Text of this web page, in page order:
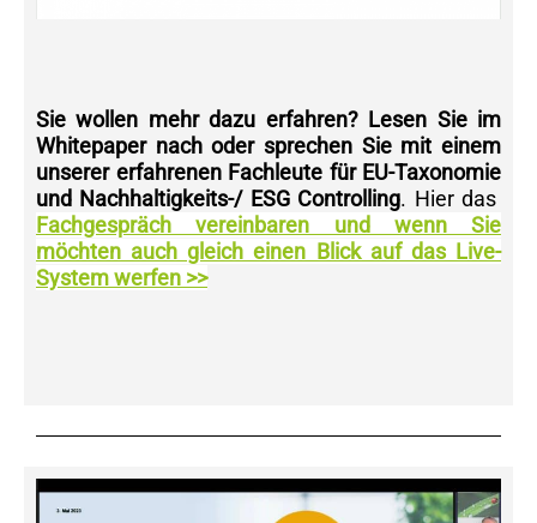
Sie wollen mehr dazu erfahren? Lesen Sie im
Whitepaper nach oder sprechen Sie mit einem
unserer erfahrenen Fachleute für EU-Taxonomie
und Nachhaltigkeits-/ ESG Controlling. Hier das
Fachgespräch vereinbaren und wenn Sie
möchten auch gleich einen Blick auf das Live-
System werfen >>